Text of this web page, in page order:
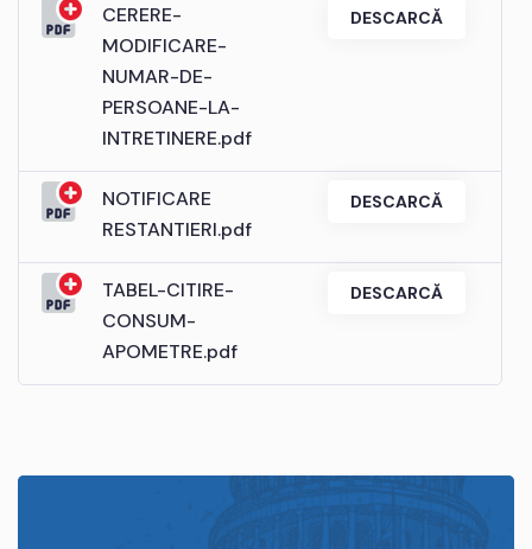
CERERE-
MODIFICARE-
NUMAR-DE-
PERSOANE-LA-
INTRETINERE.pdf
DESCARCĂ
NOTIFICARE
RESTANTIERI.pdf
DESCARCĂ
TABEL-CITIRE-
CONSUM-
APOMETRE.pdf
DESCARCĂ